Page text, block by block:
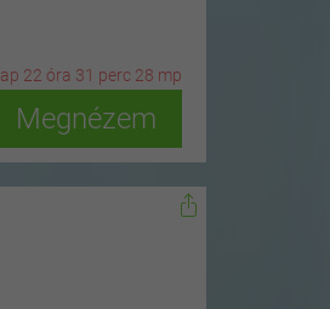
ap 22 óra 31 perc 27 mp
Megnézem